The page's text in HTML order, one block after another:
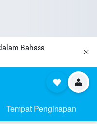
Bahasa
Tempat Penginapan